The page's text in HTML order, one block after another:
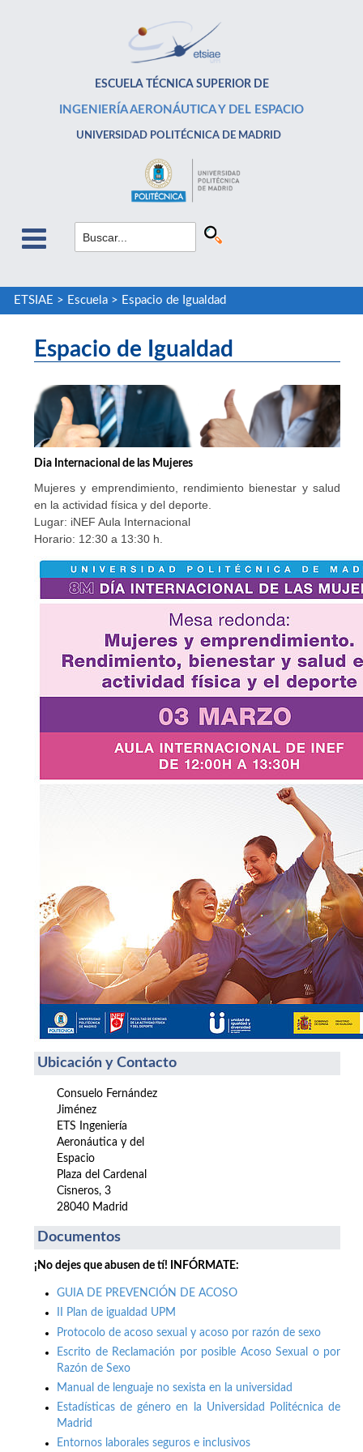
ESCUELA TÉCNICA SUPERIOR DE
INGENIERÍA AERONÁUTICA Y DEL ESPACIO
UNIVERSIDAD POLITÉCNICA DE MADRID
ETSIAE > Escuela> Espacio de Igualdad
Espacio de Igualdad
Dia Internacional de las Mujeres
Mujeres y emprendimiento, rendimiento bienestar y salud
en la actividad física y del deporte.
Lugar: iNEF Aula Internacional
Horario: 12:30 a 13:30 h.
Ubicación y Contacto
Consuelo Fernández
Jiménez
ETS Ingeniería
Aeronáutica y del
Espacio
Plaza del Cardenal
Cisneros, 3
28040 Madrid
Documentos
¡No dejes que abusen de tí! INFÓRMATE:
GUIA DE PREVENCIÓN DE ACOSO
II Plan de igualdad UPM
Protocolo de acoso sexual y acoso por razón de sexo
Escrito de Reclamación por posible Acoso Sexual o por
Razón de Sexo
Manual de lenguaje no sexista en la universidad
Estadísticas de género en la Universidad Politécnica de
Madrid
Entornos laborales seguros e inclusivos